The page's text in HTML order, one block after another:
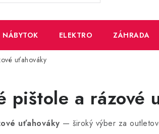
NÁBYTOK ELEKTRO ZÁHRADA
uťahováky
pištole a rázové
uťahováky — široký výber za